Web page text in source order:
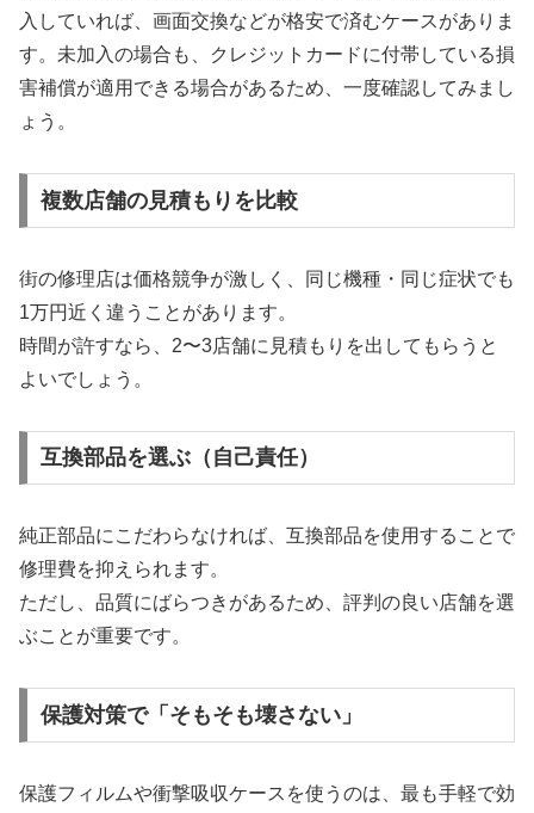
入していれば、画面交換などが格安で済むケースがありま
す。未加入の場合も、クレジットカードに付帯している損
害補償が適用できる場合があるため、一度確認してみまし
ょう。
複数店舗の見積もりを比較
街の修理店は価格競争が激しく、同じ機種・同じ症状でも
1万円近く違うことがあります。
時間が許すなら、2〜3店舗に見積もりを出してもらうと
よいでしょう。
互換部品を選ぶ（自己責任）
純正部品にこだわらなければ、互換部品を使用することで
修理費を抑えられます。
ただし、品質にばらつきがあるため、評判の良い店舗を選
ぶことが重要です。
保護対策で「そもそも壊さない」
保護フィルムや衝撃吸収ケースを使うのは、最も手軽で効